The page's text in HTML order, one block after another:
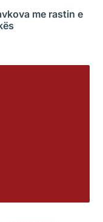
me rastin e